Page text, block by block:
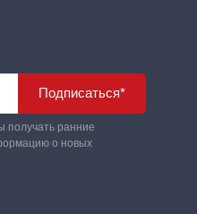
Подписаться*
получать ранние
о новых